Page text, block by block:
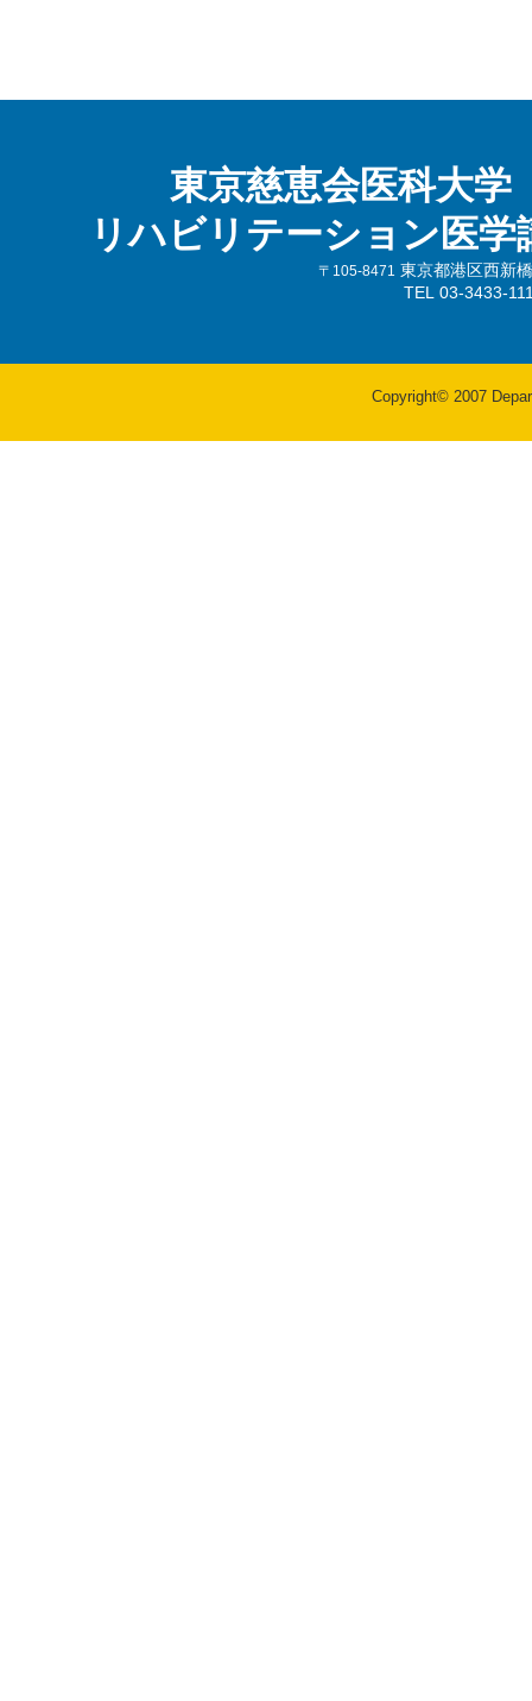
東京慈恵会医科大学
リハビリテーション医学
〒105-8471
東京都港区西新
TEL 03-3433-
Copyright© 2007